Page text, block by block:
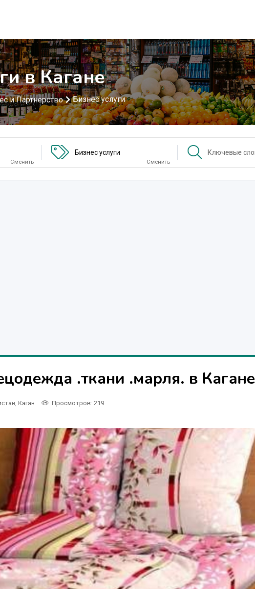
в Кагане
и Партнерство Бизнес услуги
Сменить
Бизнес услуги
Сменить
.ткани .марля. в Кагане
Каган Просмотров: 219